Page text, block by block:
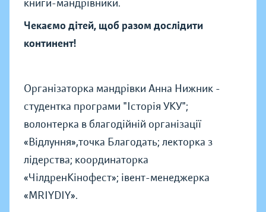
книги-мандрівники.
Чекаємо дітей, щоб разом дослідити
континент!
Організаторка мандрівки Анна Нижник -
студентка програми "Історія УКУ";
волонтерка в благодійній організації
«Відлуння»,точка Благодать; лекторка з
лідерства; координаторка
«ЧілдренКінофест»; івент-менеджерка
«MRIYDIY».